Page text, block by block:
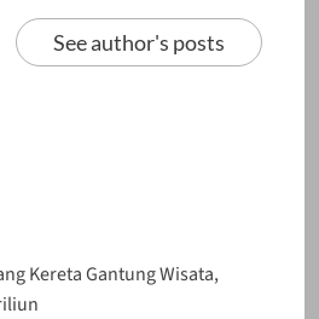
See author's posts
Kereta Gantung Wisata,